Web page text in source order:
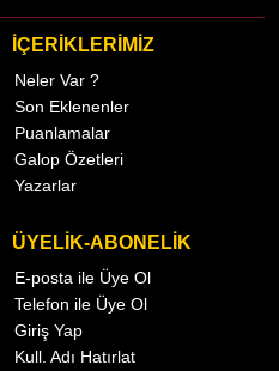
İÇERİKLERİMİZ
Neler Var ?
Son Eklenenler
Puanlamalar
Galop Özetleri
Yazarlar
ÜYELİK-ABONELİK
E-posta ile Üye Ol
Telefon ile Üye Ol
Giriş Yap
Kull. Adı Hatırlat